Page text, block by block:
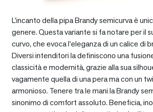
L’incanto della pipa Brandy semicurva è
genere. Questa variante si fa notare per il
curvo, che evoca l’eleganza di un calice di
Diversi intenditori la definiscono una
classicità e modernità, grazie alla sua
vagamente quella di una pera ma con un
armonioso. Tenere tra le mani la Brandy
sinonimo di comfort assoluto. Beneficia,